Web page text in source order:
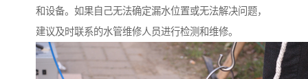
和设备。如果自己无法确定漏水位置或无法解决问题，
建议及时联系的水管维修人员进行检测和维修。